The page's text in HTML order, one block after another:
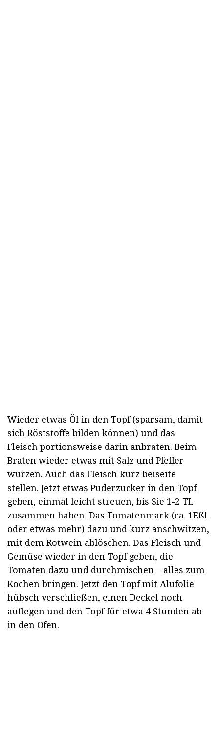
Wieder etwas Öl in den Topf (sparsam, damit
sich Röststoffe bilden können) und das
Fleisch portionsweise darin anbraten. Beim
Braten wieder etwas mit Salz und Pfeffer
würzen. Auch das Fleisch kurz beiseite
stellen. Jetzt etwas Puderzucker in den Topf
geben, einmal leicht streuen, bis Sie 1-2 TL
zusammen haben. Das Tomatenmark (ca. 1Eßl.
oder etwas mehr) dazu und kurz anschwitzen,
mit dem Rotwein ablöschen. Das Fleisch und
Gemüse wieder in den Topf geben, die
Tomaten dazu und durchmischen – alles zum
Kochen bringen. Jetzt den Topf mit Alufolie
hübsch verschließen, einen Deckel noch
auflegen und den Topf für etwa 4 Stunden ab
in den Ofen.